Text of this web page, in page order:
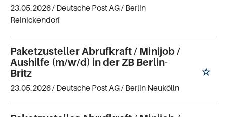
23.05.2026 / Deutsche Post AG/ Berlin
Reinickendorf
Paketzusteller Abrufkraft / Minijob /
Aushilfe (m/w/d) in der ZB Berlin-
Britz
23.05.2026 / Deutsche Post AG/ Berlin Neukölln